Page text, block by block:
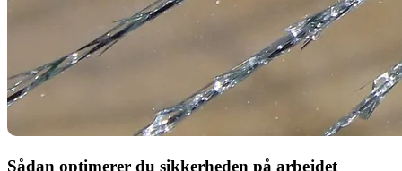
Sådan optimerer du sikkerheden på arbejdet